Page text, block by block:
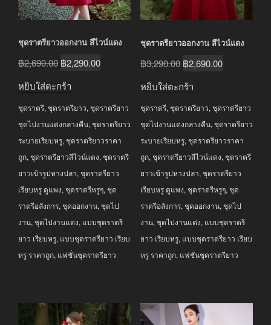
ชุดราตรียาวออกงาน สีไวน์แดง
฿2,690.00 Original
฿2,690.00.
฿2,290.00Current
฿2,290.00.
หยิบใส่ตะกร้า
ชุดราตรี, ชุดราตรียาว, ชุดราตรียาว
ชุดไปงานแต่งกลางคืน, ชุดราตรียาว
ระบายเรียบหรู, ชุดราตรียาวราคา
ถูก, ชุดราตรียาวสีไวน์แดง, ชุดราตรี
ยาวเข้ารูปหางปลา, ชุดราตรียาว
เรียบหรู ดูแพง, ชุดราตรีหรูๆ, ชุด
ราตรีอลังการ, ชุดออกงาน, ชุดไป
งาน, ชุดไปงานแต่ง, แบบชุดราตรี
ยาว เรียบหรู, แบบชุดราตรียาว เรียบ
หรู ราคาถูก, แฟชั่นชุดราตรียาว
ชุดราตรียาวออกงาน สีไวน์แดง
฿3,290.00 Original
฿3,290.00.
฿2,690.00Current
฿2,690.00.
หยิบใส่ตะกร้า
ชุดราตรี,ชุดราตรียาว,ชุดราตรียาว
ชุดไปงานแต่งกลางคืน,ชุดราตรียาว
ระบายเรียบหรู,ชุดราตรียาวราคา
ถูก,ชุดราตรียาวสีไวน์แดง,ชุดราตรี
ยาวเข้ารูปหางปลา,ชุดราตรียาว
เรียบหรู ดูแพง,ชุดราตรีหรูๆ,ชุด
ราตรีอลังการ,ชุดออกงาน,ชุดไป
งาน,ชุดไปงานแต่ง, แบบชุดราตรี
ยาว เรียบหรู, แบบชุดราตรียาว เรียบ
หรู ราคาถูก, แฟชั่นชุดราตรียาว